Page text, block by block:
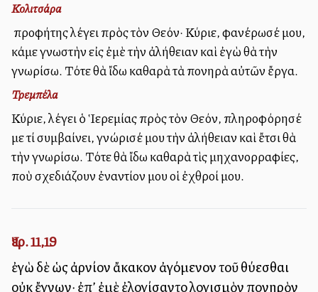
Κολιτσάρα
Ὁ προφήτης λέγει πρὸς τὸν Θεόν· Κύριε, φανέρωσέ μου,
κάμε γνωστὴν εἰς ἐμὲ τὴν ἀλήθειαν καὶ ἐγὼ θὰ τὴν
γνωρίσω. Τότε θὰ ἴδω καθαρὰ τὰ πονηρὰ αὐτῶν ἔργα.
Τρεμπέλα
Κύριε, λέγει ὁ Ἱερεμίας πρὸς τὸν Θεόν, πληροφόρησέ
με τί συμβαίνει, γνώρισέ μου τὴν ἀλήθειαν καὶ ἔτσι θὰ
τὴν γνωρίσω. Τότε θὰ ἴδω καθαρὰ τὶς μηχανορραφίες,
ποὺ σχεδιάζουν ἐναντίον μου οἱ ἐχθροί μου.
Ἰερ. 11,19
ἐγὼ δὲ ὡς ἀρνίον ἄκακον ἀγόμενον τοῦ θύεσθαι
οὐκ ἔγνων· ἐπ’ ἐμὲ ἐλογίσαντο λογισμὸν πονηρὸν